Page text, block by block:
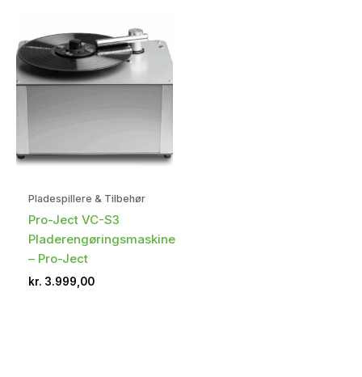
Pladespillere & Tilbehør
Pro-Ject VC-S3
Pladerengøringsmaskine
– Pro-Ject
kr. 3.999,00